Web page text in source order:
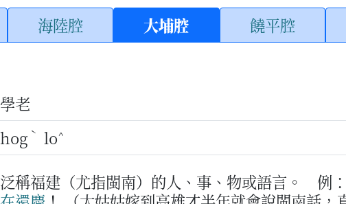
海陸腔 大埔腔 饒平腔
學老
hog ˋ lo^
泛稱福建（尤指閩南）的人、事、物或語言。 例：